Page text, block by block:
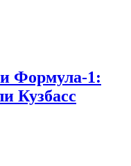
Формула-1:
Кузбасс